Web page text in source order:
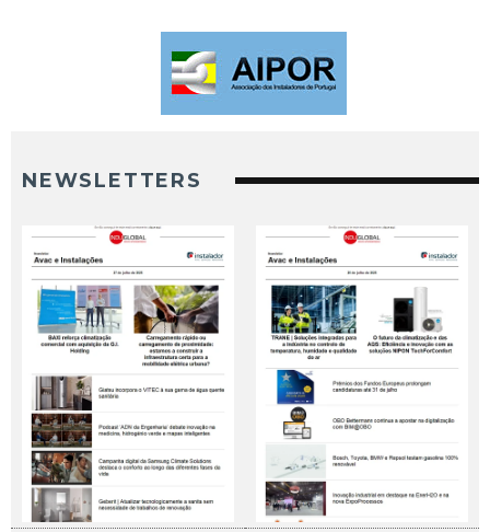
NEWSLETTERS